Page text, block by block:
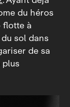
du héros
flotte à
sol dans
de sa